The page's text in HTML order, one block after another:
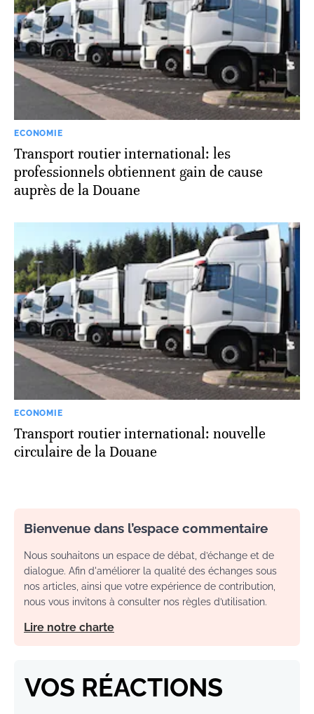
ECONOMIE
Transport routier international: les
professionnels obtiennent gain de cause
auprès de la Douane
ECONOMIE
Transport routier international: nouvelle
circulaire de la Douane
Bienvenue dans l’espace commentaire
Nous souhaitons un espace de débat, d’échange et de
dialogue. Afin d'améliorer la qualité des échanges sous
nos articles, ainsi que votre expérience de contribution,
nous vous invitons à consulter nos règles d’utilisation.
Lire notre charte
VOS RÉACTIONS